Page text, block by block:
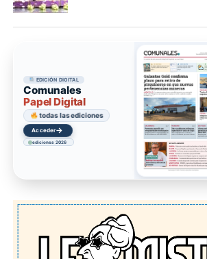
EDICIÓN DIGITAL
Comunales
Papel Digital
todas las ediciones
Acceder→
ediciones 2026